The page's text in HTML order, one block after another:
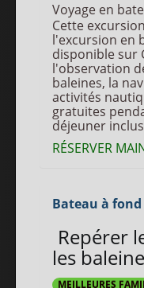
Voyage en
Cette
l'excursion en
disponible sur
l'observation
baleines, la
activités
gratuites
déjeuner
RÉSERVER
Bateau à
Repérer
les
MEILLEURES